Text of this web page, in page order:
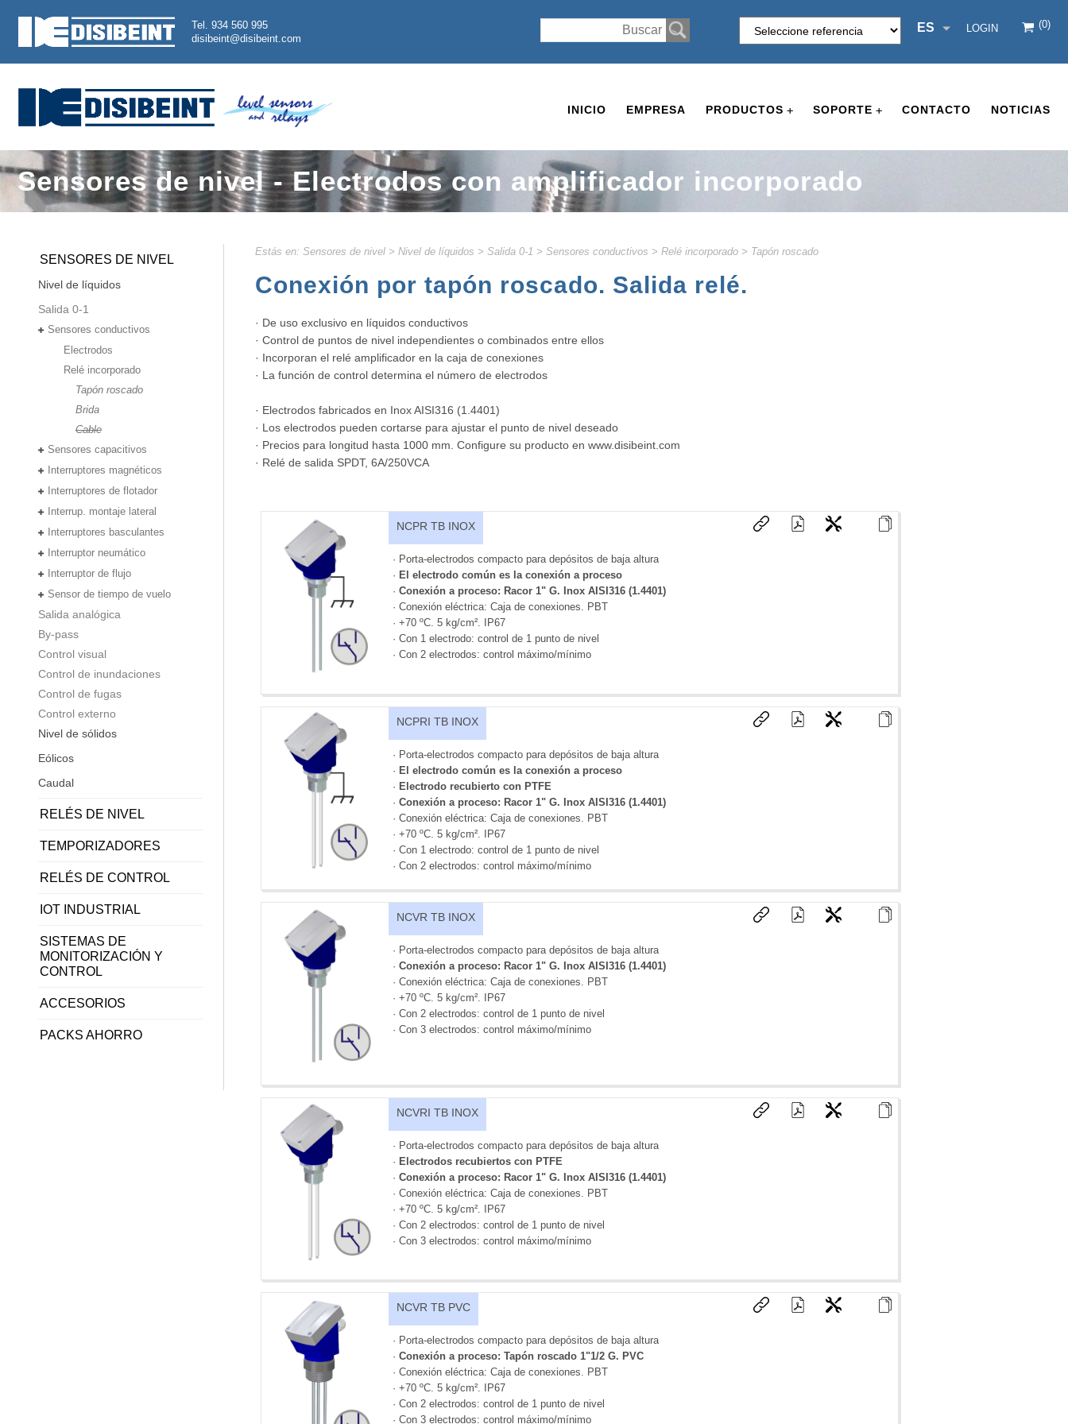
Tel. 934 560 995
disibeint@disibeint.com
(0)
LOGIN
ES
INICIO EMPRESA +
PRODUCTOS +
SOPORTE CONTACTO NOTICIAS
Sensores de nivel - Electrodos con amplificador incorporado
Estás en: Sensores de nivel > Nivel de líquidos > Salida 0-1 > Sensores conductivos > Relé incorporado > Tapón roscado
Conexión por tapón roscado. Salida relé.
· De uso exclusivo en líquidos conductivos
· Control de puntos de nivel independientes o combinados entre ellos
· Incorporan el relé amplificador en la caja de conexiones
· La función de control determina el número de electrodos
· Electrodos fabricados en Inox AISI316 (1.4401)
· Los electrodos pueden cortarse para ajustar el punto de nivel deseado
· Precios para longitud hasta 1000 mm. Configure su producto en www.disibeint.com
· Relé de salida SPDT, 6A/250VCA
NCPR TB INOX
· Porta-electrodos compacto para depósitos de baja altura
· El electrodo común es la conexión a proceso
·Conexión a proceso: Racor 1" G. Inox AISI316 (1.4401)
· Conexión eléctrica: Caja de conexiones. PBT
· +70 ºC. 5 kg/cm². IP67
· Con 1 electrodo: control de 1 punto de nivel
· Con 2 electrodos: control máximo/mínimo
NCPRI TB INOX
· Porta-electrodos compacto para depósitos de baja altura
· El electrodo común es la conexión a proceso
· Electrodo recubierto con PTFE
·Conexión a proceso: Racor 1" G. Inox AISI316 (1.4401)
· Conexión eléctrica: Caja de conexiones. PBT
· +70 ºC. 5 kg/cm². IP67
· Con 1 electrodo: control de 1 punto de nivel
· Con 2 electrodos: control máximo/mínimo
NCVR TB INOX
· Porta-electrodos compacto para depósitos de baja altura
·Conexión a proceso: Racor 1" G. Inox AISI316 (1.4401)
· Conexión eléctrica: Caja de conexiones. PBT
· +70 ºC. 5 kg/cm². IP67
· Con 2 electrodos: control de 1 punto de nivel
· Con 3 electrodos: control máximo/mínimo
NCVRI TB INOX
· Porta-electrodos compacto para depósitos de baja altura
· Electrodos recubiertos con PTFE
·Conexión a proceso: Racor 1" G. Inox AISI316 (1.4401)
· Conexión eléctrica: Caja de conexiones. PBT
· +70 ºC. 5 kg/cm². IP67
· Con 2 electrodos: control de 1 punto de nivel
· Con 3 electrodos: control máximo/mínimo
NCVR TB PVC
· Porta-electrodos compacto para depósitos de baja altura
·Conexión a proceso: Tapón roscado 1"1/2 G. PVC
· Conexión eléctrica: Caja de conexiones. PBT
· +70 ºC. 5 kg/cm². IP67
· Con 2 electrodos: control de 1 punto de nivel
· Con 3 electrodos: control máximo/mínimo
SENSORES DE NIVEL
Nivel de líquidos
Salida 0-1
Sensores conductivos
Electrodos
Relé incorporado
Tapón roscado
Brida
Cable
Sensores capacitivos
Interruptores magnéticos
Interruptores de flotador
Interrup. montaje lateral
Interruptores basculantes
Interruptor neumático
Interruptor de flujo
Sensor de tiempo de vuelo
Salida analógica
By-pass
Control visual
Control de inundaciones
Control de fugas
Control externo
Nivel de sólidos
Eólicos
Caudal
RELÉS DE NIVEL
TEMPORIZADORES
RELÉS DE CONTROL
IOT INDUSTRIAL
SISTEMAS DE
MONITORIZACIÓN Y
CONTROL
ACCESORIOS
PACKS AHORRO